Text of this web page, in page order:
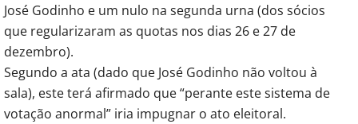
José Godinho e um nulo na segunda urna (dos sócios
que regularizaram as quotas nos dias 26 e 27 de
dezembro).
Segundo a ata (dado que José Godinho não voltou à
sala), este terá afirmado que “perante este sistema de
votação anormal” iria impugnar o ato eleitoral.